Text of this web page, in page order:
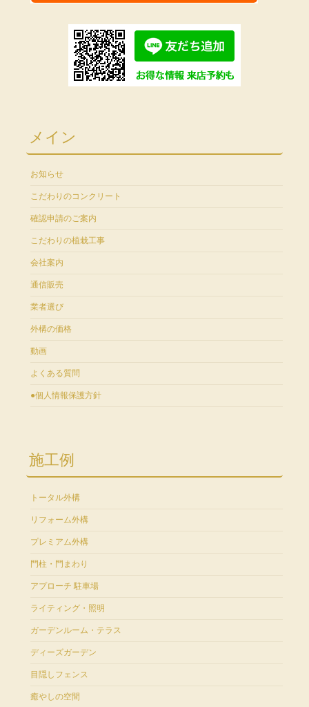
メイン
お知らせ
こだわりのコンクリート
確認申請のご案内
こだわりの植栽工事
会社案内
通信販売
業者選び
外構の価格
動画
よくある質問
●個人情報保護方針
施工例
トータル外構
リフォーム外構
プレミアム外構
門柱・門まわり
アプローチ 駐車場
ライティング・照明
ガーデンルーム・テラス
ディーズガーデン
目隠しフェンス
癒やしの空間